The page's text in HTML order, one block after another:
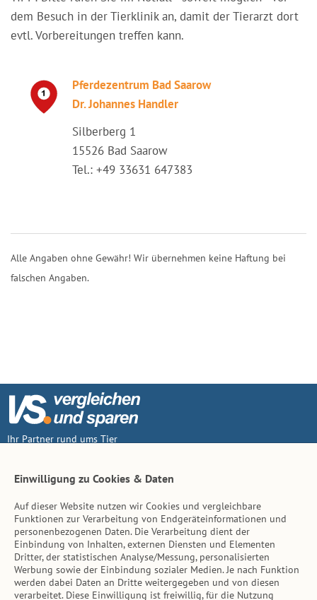
dem Besuch in der Tierklinik an, damit der Tierarzt dort
evtl. Vorbereitungen treffen kann.
Pferdezentrum Bad Saarow
Dr. Johannes Handler
Silberberg 1
15526 Bad Saarow
Tel.: +49 33631 647383
Alle Angaben ohne Gewähr! Wir übernehmen keine Haftung bei
falschen Angaben.
Ihr Partner rund ums Tier
Inhalt
Tierarzt-Suche
Hinweise
Einwilligung zu Cookies & Daten
Auf dieser Website nutzen wir Cookies und vergleichbare
Funktionen zur Verarbeitung von Endgeräteinformationen und
personenbezogenen Daten. Die Verarbeitung dient der
Einbindung von Inhalten, externen Diensten und Elementen
Dritter, der statistischen Analyse/Messung, personalisierten
Werbung sowie der Einbindung sozialer Medien. Je nach Funktion
werden dabei Daten an Dritte weitergegeben und von diesen
verarbeitet. Diese Einwilligung ist freiwillig, für die Nutzung